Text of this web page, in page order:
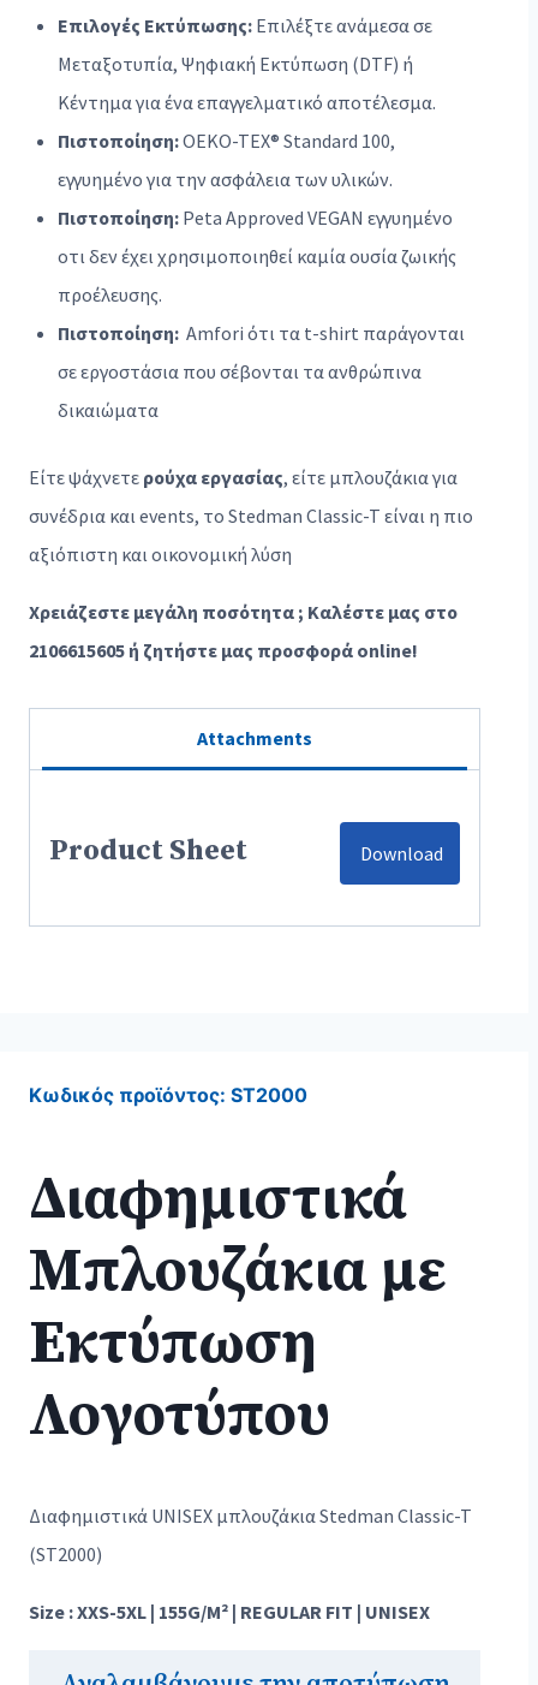
Επιλογές Εκτύπωσης: Επιλέξτε ανάμεσα σε
Μεταξοτυπία, Ψηφιακή Εκτύπωση (DTF) ή
Κέντημα για ένα επαγγελματικό αποτέλεσμα.
Πιστοποίηση:OEKO-TEX® Standard 100,
εγγυημένο για την ασφάλεια των υλικών.
Πιστοποίηση: Peta Approved VEGAN εγγυημένο
οτι δεν έχει χρησιμοποιηθεί καμία ουσία ζωικής
προέλευσης.
Πιστοποίηση: Amfori ότι τα t-shirt παράγονται
σε εργοστάσια που σέβονται τα ανθρώπινα
δικαιώματα
Είτε ψάχνετε ρούχα εργασίας, είτε μπλουζάκια για
συνέδρια και events, το Stedman Classic-T είναι η πιο
αξιόπιστη και οικονομική λύση
Χρειάζεστε μεγάλη ποσότητα ; Καλέστε μας στο
2106615605 ή ζητήστε μας προσφορά online!
Attachments
Product Sheet Download
Κωδικός προϊόντος: ST2000
Διαφημιστικά
Μπλουζάκια με
Εκτύπωση
Λογοτύπου
Διαφημιστικά UNISEX μπλουζάκια Stedman Classic-T
(ST2000)
Size : XXS-5XL | 155G/M² | REGULAR FIT | UNISEX